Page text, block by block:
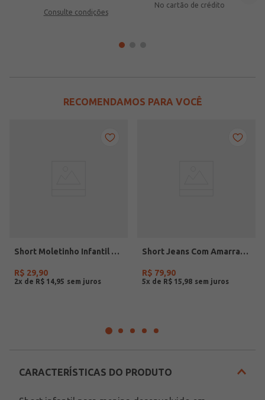
Consulte condições
No cartão de crédito
RECOMENDAMOS PARA VOCÊ
Short Moletinho Infantil Para Menina - ROSA
R$ 29,90
2x de R$ 14 95
Short Jeans Com Amarração Infantil Para Menina - AZUL
R$ 79,90
5x de R$ 15 98
CARACTERÍSTICAS DO PRODUTO